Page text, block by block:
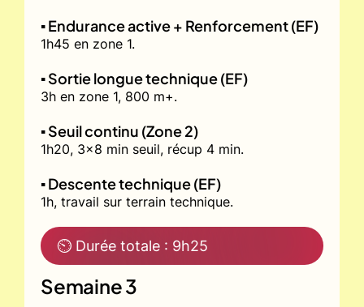
▪️ Endurance active + Renforcement (EF)
1h45 en zone 1.
▪️ Sortie longue technique (EF)
3h en zone 1, 800 m+.
▪️ Seuil continu (Zone 2)
1h20, 3x8 min seuil, récup 4 min.
▪️ Descente technique (EF)
1h, travail sur terrain technique.
⏲ Durée totale : 9h25
Semaine 3